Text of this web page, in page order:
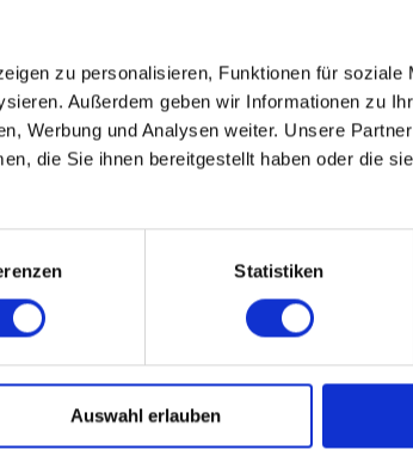
zu personalisieren, Funktionen für soziale
Außerdem geben wir Informationen zu
Werbung und Analysen weiter. Unsere
die Sie ihnen bereitgestellt haben oder die
Statistiken
Auswahl erlauben
Der
über
unterzieht